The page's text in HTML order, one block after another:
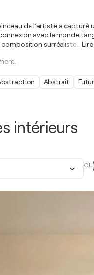
intérieurs
OU
de l’artiste a
avec le monde
composition surréaliste
Abstrait